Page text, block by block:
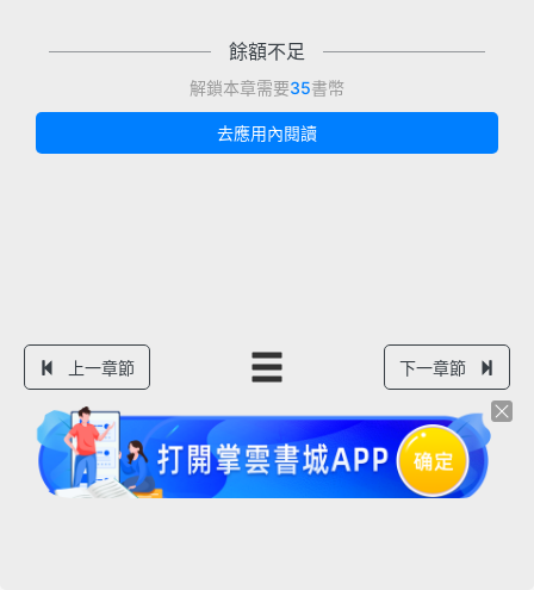
餘額不足
解鎖本章需要35書幣
去應用內閱讀
上一章節 下一章節